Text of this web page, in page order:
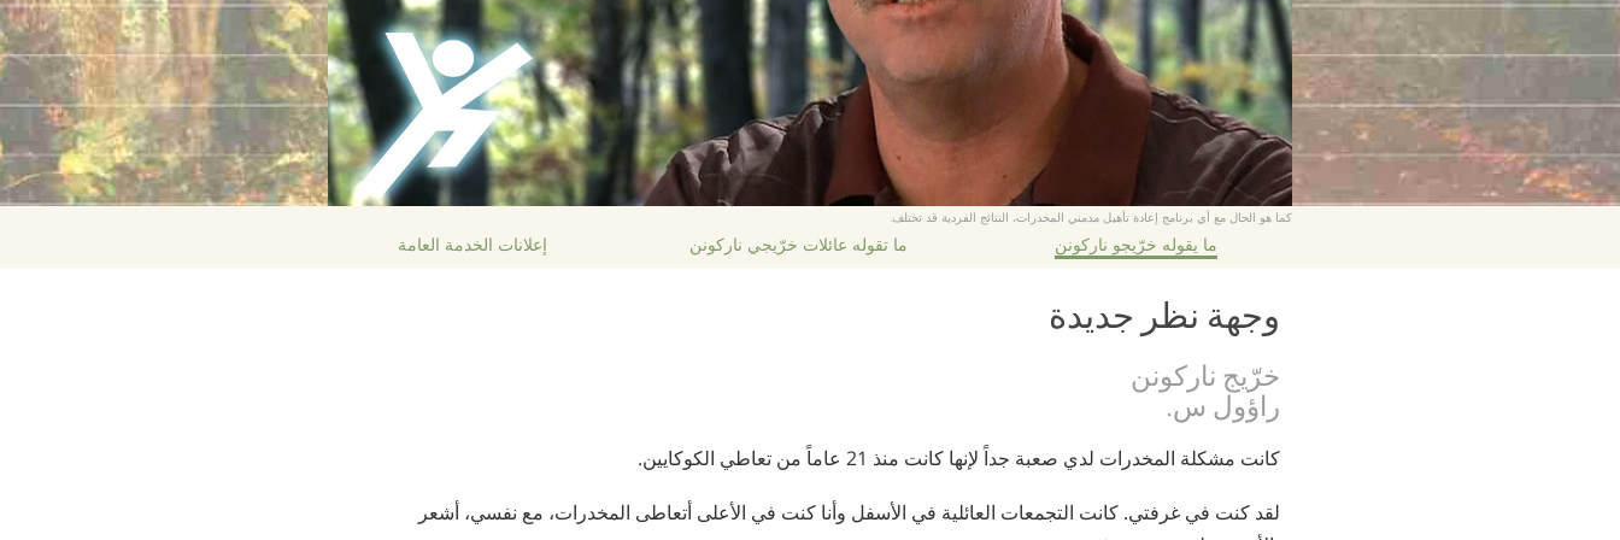
كما هو الحال مع أي برنامج إعادة تأهيل مدمني المخدرات، النتائج الفردية قد تختلف.
ما يقوله خرّيجو ناركونن ما تقوله عائلات خرّيجي ناركونن إعلانات الخدمة العامة
وجهة نظر جديدة
خرّيج ناركونن
راؤول س.
كانت مشكلة المخدرات لدي صعبة جداً لإنها كانت منذ 21 عاماً من تعاطي الكوكايين.
لقد كنت في غرفتي. كانت التجمعات العائلية في الأسفل وأنا كنت في الأعلى أتعاطى المخدرات، مع نفسي، أشعر